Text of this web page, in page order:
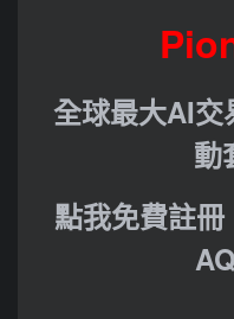
全球最大AI交
動
點我免費註